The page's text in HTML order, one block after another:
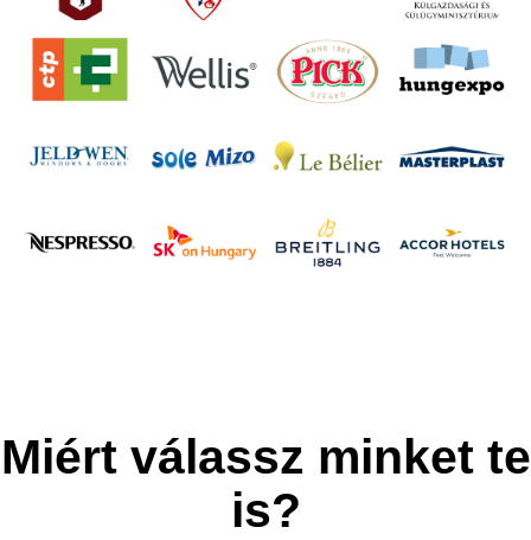
Miért válassz minket te
is?